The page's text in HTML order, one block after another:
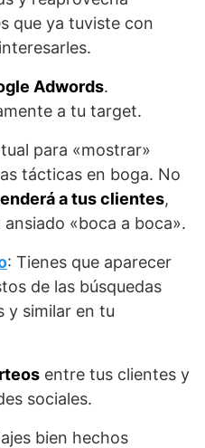
que ya tuviste con
Adwords.
a tu target.
para «mostrar»
tácticas en boga. No
a tus clientes,
«boca a boca».
: Tienes que aparecer
de las búsquedas
y similar en tu
entre tus clientes y
sociales.
bien hechos